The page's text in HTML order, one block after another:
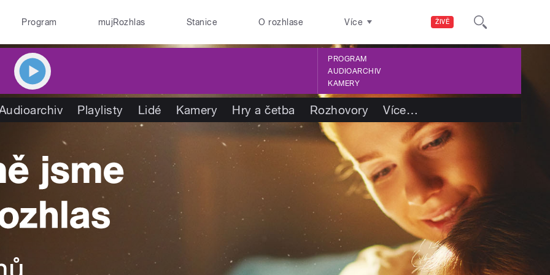
ŽIVĚ
Program mujRozhlas Stanice O rozhlase Více
PROGRAM
AUDIOARCHIV
KAMERY
Playlisty Lidé Kamery Hry a četba Rozhovory Více…